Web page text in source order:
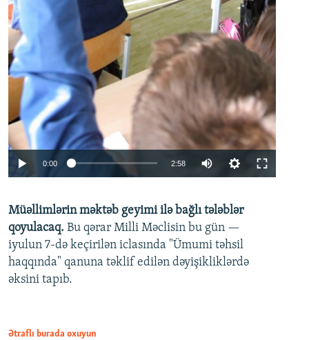
0:00 2:58
360p
480p
720p
Müəllimlərin məktəb geyimi ilə bağlı tələblər
qoyulacaq. Bu qərar Milli Məclisin bu gün —
iyulun 7-də keçirilən iclasında "Ümumi təhsil
haqqında" qanuna təklif edilən dəyişikliklərdə
əksini tapıb.
Ətraflı burada oxuyun